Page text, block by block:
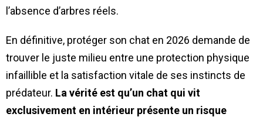
l’absence d’arbres réels.
En définitive, protéger son chat en 2026 demande de
trouver le juste milieu entre une protection physique
infaillible et la satisfaction vitale de ses instincts de
prédateur. La vérité est qu’un chat qui vit
exclusivement en intérieur présente un risque